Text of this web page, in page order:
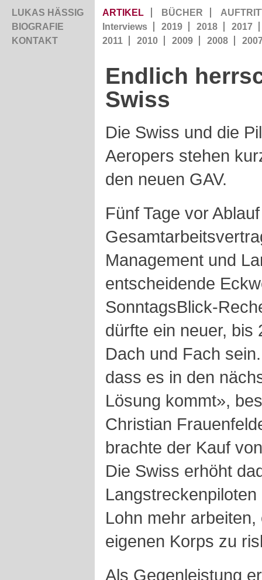
LUKAS HÄSSIG
BIOGRAFIE
KONTAKT
ARTIKEL BÜCHER
Interviews
2019 2018
2017
2011
2010 2009 2008
Endlich
Swiss
Die Swiss und die
Aeropers stehen
den neuen GAV.
Fünf Tage vor
Management und
entscheidende
SonntagsBlick-
dürfte ein neuer, bis
Dach und Fach
dass es in den
Lösung kommt»,
Christian
brachte der Kauf
Die Swiss erhöht
Lohn mehr
eigenen Korps zu
Als Gegenleistung